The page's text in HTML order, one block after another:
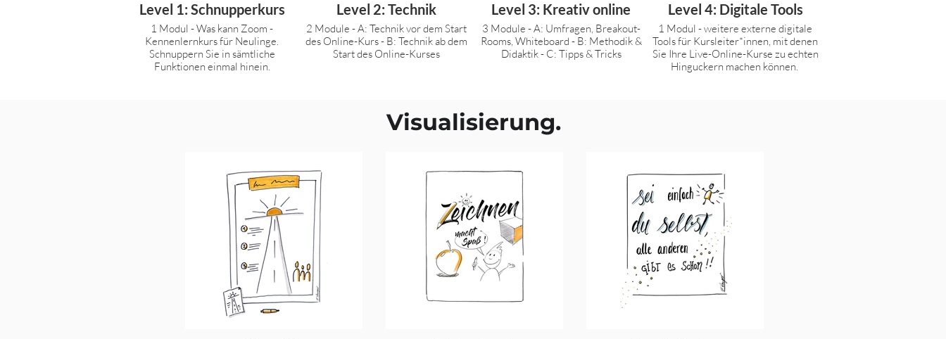
Level 1: Schnupperkurs
1 Modul - Was kann Zoom -
Kennenlernkurs für Neulinge.
Schnuppern Sie in sämtliche
Funktionen einmal hinein.
Level 2: Technik
2 Module - A: Technik vor dem Start
des Online-Kurs - B: Technik ab dem
Start des Online-Kurses
Level 3: Kreativ online
3 Module - A: Umfragen, Breakout-
Rooms, Whiteboard - B: Methodik &
Didaktik - C: Tipps & Tricks
Level 4: Digitale Tools
1 Modul - weitere externe digitale
Tools für Kursleiter*innen, mit denen
Sie Ihre Live-Online-Kurse zu echten
Hinguckern machen können.
Visualisierung.